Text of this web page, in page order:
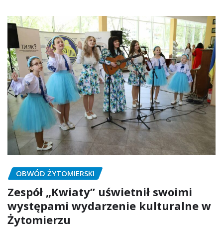
OBWÓD ŻYTOMIERSKI
Zespół „Kwiaty” uświetnił swoimi
występami wydarzenie kulturalne w
Żytomierzu